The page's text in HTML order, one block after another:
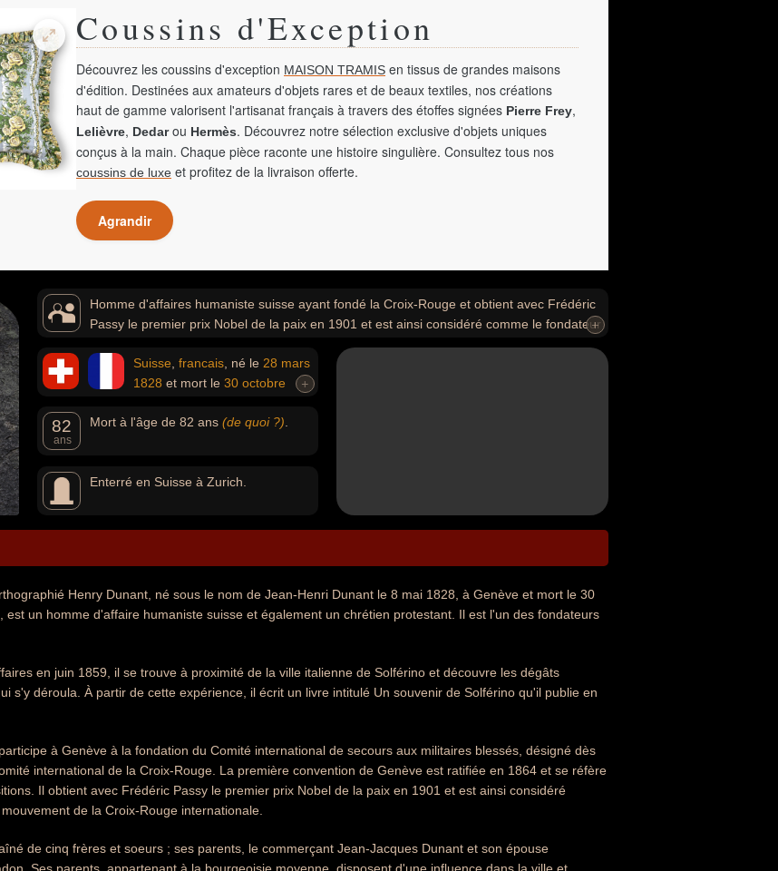
Coussins d'Exception
Découvrez les coussins d'exception MAISON TRAMIS en tissus de grandes maisons
d'édition. Destinées aux amateurs d'objets rares et de beaux textiles, nos créations
haut de gamme valorisent l'artisanat français à travers des étoffes signées Pierre Frey,
Lelièvre, Dedarou Hermès. Découvrez notre sélection exclusive d'objets uniques
conçus à la main. Chaque pièce raconte une histoire singulière. Consultez tous nos
coussins de luxe et profitez de la livraison offerte.
Agrandir
Homme d'affaires humaniste suisse ayant fondé la Croix-Rouge et obtient avec Frédéric
Passy le premier prix Nobel de la paix en 1901 et est ainsi considéré comme le fondateur
+
Suisse francais , né le 28 mars
1828 et mort le 30 octobre
+
82
ans
Mort à l'âge de 82 ans (de quoi ?)
Enterré en Suisse à Zurich.
Henry Dunant, né sous le nom de Jean-Henri Dunant le 8 mai 1828, à Genève et mort le 30
est un homme d'affaire humaniste suisse et également un chrétien protestant. Il est l'un des fondateurs
en juin 1859, il se trouve à proximité de la ville italienne de Solférino et découvre les dégâts
s'y déroula. À partir de cette expérience, il écrit un livre intitulé Un souvenir de Solférino qu'il publie en
à Genève à la fondation du Comité international de secours aux militaires blessés, désigné dès
international de la Croix-Rouge. La première convention de Genève est ratifiée en 1864 et se réfère
Il obtient avec Frédéric Passy le premier prix Nobel de la paix en 1901 et est ainsi considéré
de la Croix-Rouge internationale.
de cinq frères et soeurs ; ses parents, le commerçant Jean-Jacques Dunant et son épouse